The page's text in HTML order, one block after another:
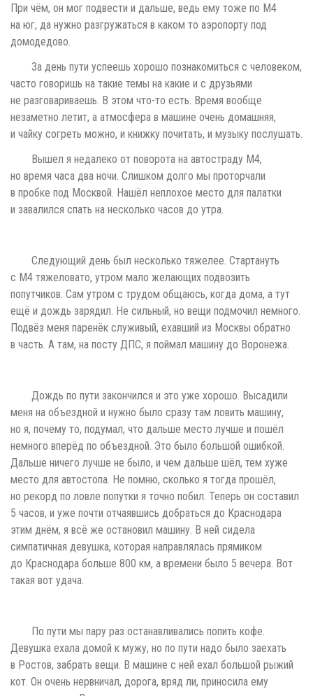
При чём, он мог подвести и дальше, ведь ему тоже по М4
на юг, да нужно разгружаться в каком то аэропорту под
домодедово.
За день пути успеешь хорошо познакомиться с человеком,
часто говоришь на такие темы на какие и с друзьями
не разговариваешь. В этом что-то есть. Время вообще
незаметно летит, а атмосфера в машине очень домашняя,
и чайку согреть можно, и книжку почитать, и музыку послушать.
Вышел я недалеко от поворота на автостраду М4,
но время часа два ночи. Слишком долго мы проторчали
в пробке под Москвой. Нашёл неплохое место для палатки
и завалился спать на несколько часов до утра.
Следующий день был несколько тяжелее. Стартануть
с М4 тяжеловато, утром мало желающих подвозить
попутчиков. Сам утром с трудом общаюсь, когда дома, а тут
ещё и дождь зарядил. Не сильный, но вещи подмочил немного.
Подвёз меня паренёк служивый, ехавший из Москвы обратно
в часть. А там, на посту ДПС, я поймал машину до Воронежа.
Дождь по пути закончился и это уже хорошо. Высадили
меня на объездной и нужно было сразу там ловить машину,
но я, почему то, подумал, что дальше место лучше и пошёл
немного вперёд по объездной. Это было большой ошибкой.
Дальше ничего лучше не было, и чем дальше шёл, тем хуже
место для автостопа. Не помню, сколько я тогда прошёл,
но рекорд по ловле попутки я точно побил. Теперь он составил
5 часов, и уже почти отчаявшись добраться до Краснодара
этим днём, я всё же остановил машину. В ней сидела
симпатичная девушка, которая направлялась прямиком
до Краснодара больше 800 км, а времени было 5 вечера. Вот
такая вот удача.
По пути мы пару раз останавливались попить кофе.
Девушка ехала домой к мужу, но по пути надо было заехать
в Ростов, забрать вещи. В машине с ней ехал большой рыжий
кот. Он очень нервничал, дорога, вряд ли, приносила ему